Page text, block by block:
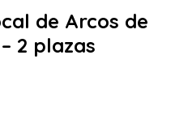
de Arcos de
2 plazas